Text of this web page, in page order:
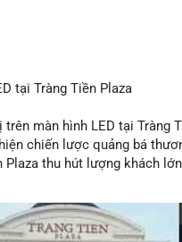
tại Tràng Tiền Plaza
màn hình LED tại Tràng
chiến lược quảng bá
thu hút lượng khách